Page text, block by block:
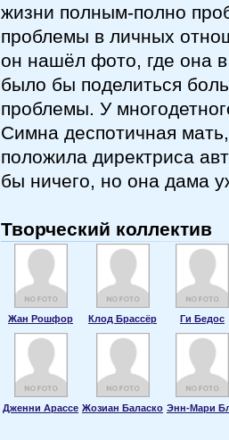
жизни полным-полно
проблемы в личных
он нашёл фото, где она
было бы поделиться
проблемы. У
Симна деспотичная
положила директриса
бы ничего, но она дама
Творческий коллектив
Жан Рошфор Клод Брассёр Ги Бедос
Дженни Арассе Жозиан Баласко Энн-Мари